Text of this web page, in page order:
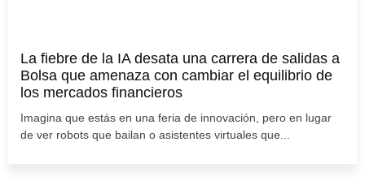
La fiebre de la IA desata una carrera de salidas a
Bolsa que amenaza con cambiar el equilibrio de
los mercados financieros
Imagina que estás en una feria de innovación, pero en lugar
de ver robots que bailan o asistentes virtuales que...